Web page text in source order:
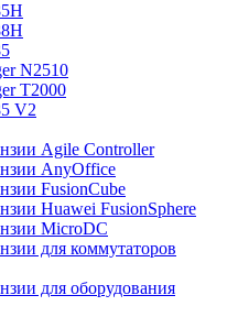
N2510
T2000
V2
Agile Controller
AnyOffice
FusionCube
Huawei FusionSphere
MicroDC
для коммутаторов
для оборудования